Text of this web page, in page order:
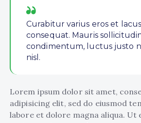
Curabitur varius eros et
consequat. Mauris
condimentum, luctus justo
nisl.
Lorem ipsum dolor sit amet,
adipisicing elit, sed do eiusmod
labore et dolore magna aliqua. Ut